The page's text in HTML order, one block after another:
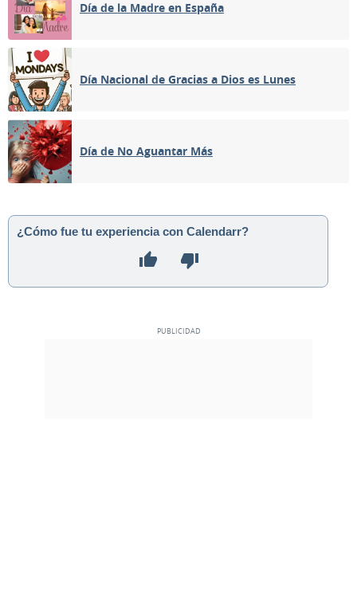
Día de la Madre en España
Día Nacional de Gracias a Dios es Lunes
Día de No Aguantar Más
¿Cómo fue tu experiencia con Calendarr?